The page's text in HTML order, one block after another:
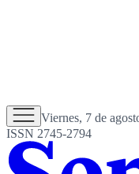
Viernes, 7 de
ISSN 2745-2794